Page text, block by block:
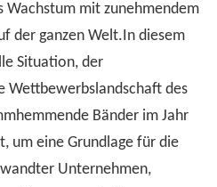
Wachstum mit zunehmendem
der ganzen Welt.In diesem
Situation, der
Wettbewerbslandschaft des
Bänder im Jahr
um eine Grundlage für die
Unternehmen,